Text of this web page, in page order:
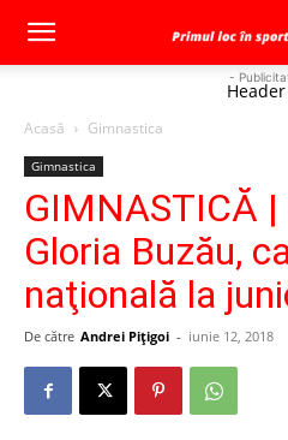
-
Acasă Gimnastica
Gimnastica
GIMNASTICĂ |
Gloria Buzău,
naţională la
De către Andrei Pițigoi - iunie 12, 2018